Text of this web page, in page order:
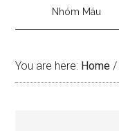
Nhóm Máu
You are here: Home /